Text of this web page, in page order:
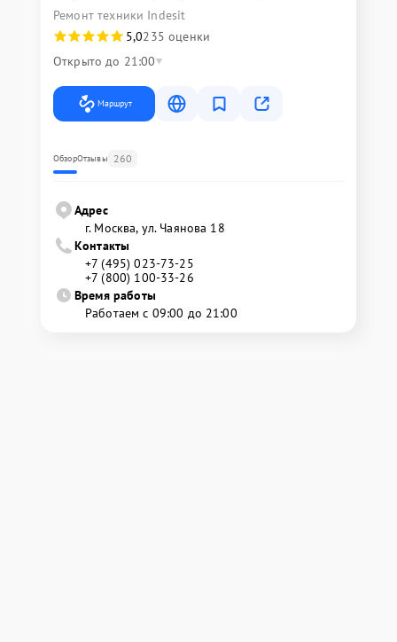
Ремонт техники Indesit
5,0235 оценки
Открыто до 21:00
Маршрут
ОбзорОтзывы 260
Адрес
г. Москва, ул. Чаянова 18
Контакты
+7 (495) 023-73-25
+7 (800) 100-33-26
Время работы
Работаем с 09:00 до 21:00